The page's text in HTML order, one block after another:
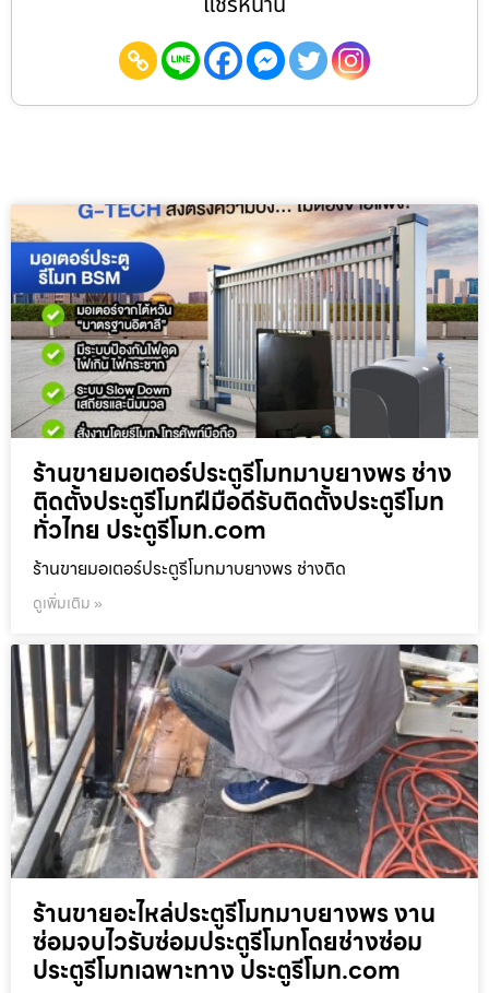
ร้านขายมอเตอร์ประตูรีโมทมาบยางพร ช่าง
ติดตั้งประตูรีโมทฝีมือดีรับติดตั้งประตูรีโมท
ทั่วไทย ประตูรีโมท.com
ร้านขายมอเตอร์ประตูรีโมทมาบยางพร ช่างติด
ดูเพิ่มเติม »
ร้านขายอะไหล่ประตูรีโมทมาบยางพร งาน
ซ่อมจบไวรับซ่อมประตูรีโมทโดยช่างซ่อม
ประตูรีโมทเฉพาะทาง ประตูรีโมท.com